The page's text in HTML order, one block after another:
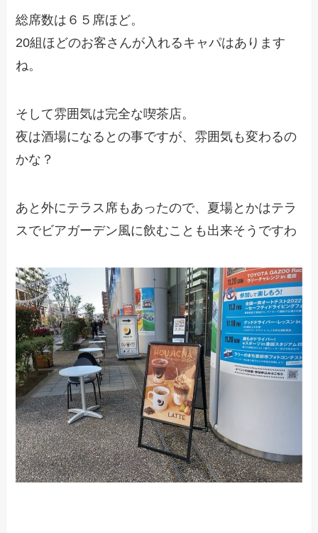
総席数は６５席ほど。
20組ほどのお客さんが入れるキャパはあります
ね。
そして雰囲気は完全な喫茶店。
夜は酒場になるとの事ですが、雰囲気も変わるの
かな？
あと外にテラス席もあったので、夏場とかはテラ
スでビアガーデン風に飲むことも出来そうですわ